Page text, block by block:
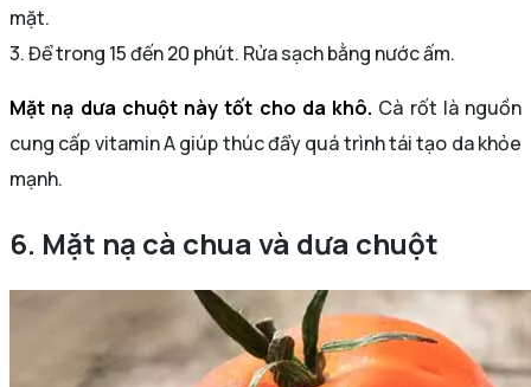
mặt.
3. Để trong 15 đến 20 phút. Rửa sạch bằng nước ấm.
Mặt nạ dưa chuột này tốt cho da khô. Cà rốt là nguồn
cung cấp vitamin A giúp thúc đẩy quá trình tái tạo da khỏe
mạnh.
6. Mặt nạ cà chua và dưa chuột